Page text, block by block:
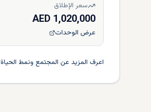
سعر الإطلاق
1,020,000 AED
عرض الوحدات
اعرف المزيد عن المجتمع ونمط الحياة